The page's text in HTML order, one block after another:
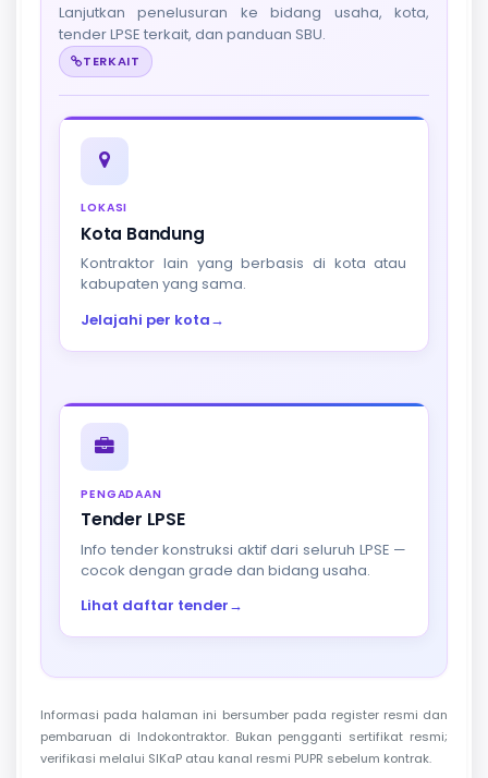
Lanjutkan penelusuran ke bidang usaha, kota,
tender LPSE terkait, dan panduan SBU.
TERKAIT
LOKASI
Kota Bandung
Kontraktor lain yang berbasis di kota atau
kabupaten yang sama.
Jelajahi per kota→
PENGADAAN
Tender LPSE
Info tender konstruksi aktif dari seluruh LPSE —
cocok dengan grade dan bidang usaha.
Lihat daftar tender→
Informasi pada halaman ini bersumber pada register resmi dan
pembaruan di Indokontraktor. Bukan pengganti sertifikat resmi;
verifikasi melalui SIKaP atau kanal resmi PUPR sebelum kontrak.